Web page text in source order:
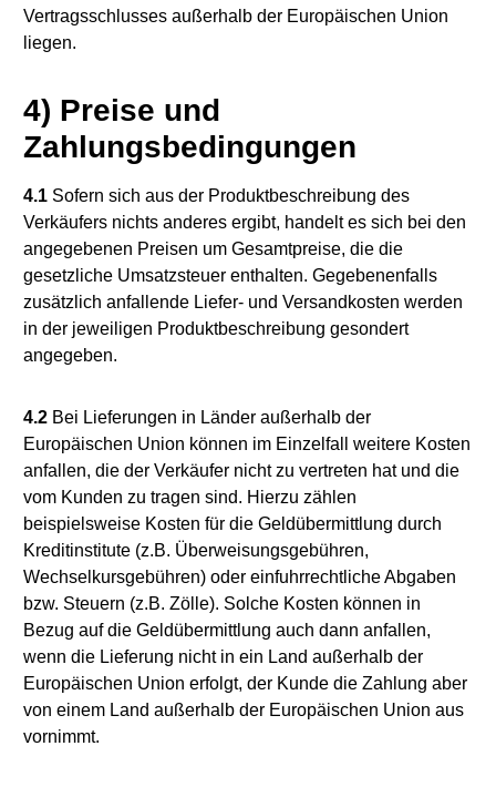
Vertragsschlusses außerhalb der Europäischen Union
liegen.
4) Preise und
Zahlungsbedingungen
4.1 Sofern sich aus der Produktbeschreibung des
Verkäufers nichts anderes ergibt, handelt es sich bei den
angegebenen Preisen um Gesamtpreise, die die
gesetzliche Umsatzsteuer enthalten. Gegebenenfalls
zusätzlich anfallende Liefer- und Versandkosten werden
in der jeweiligen Produktbeschreibung gesondert
angegeben.
4.2 Bei Lieferungen in Länder außerhalb der
Europäischen Union können im Einzelfall weitere Kosten
anfallen, die der Verkäufer nicht zu vertreten hat und die
vom Kunden zu tragen sind. Hierzu zählen
beispielsweise Kosten für die Geldübermittlung durch
Kreditinstitute (z.B. Überweisungsgebühren,
Wechselkursgebühren) oder einfuhrrechtliche Abgaben
bzw. Steuern (z.B. Zölle). Solche Kosten können in
Bezug auf die Geldübermittlung auch dann anfallen,
wenn die Lieferung nicht in ein Land außerhalb der
Europäischen Union erfolgt, der Kunde die Zahlung aber
von einem Land außerhalb der Europäischen Union aus
vornimmt.